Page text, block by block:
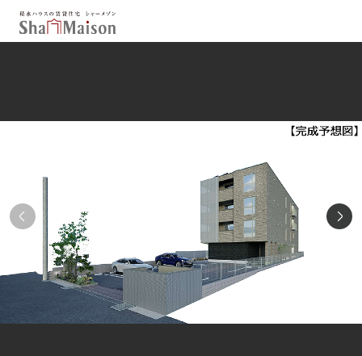
北海道
関東
中部
中国・四国
九州
市区郡・路線・駅から探す
通勤・通学時間から探す
地図から探す